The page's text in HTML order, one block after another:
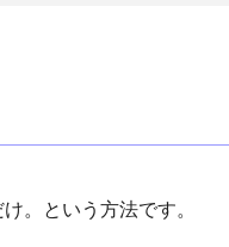
。という方法です。